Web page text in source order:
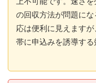
の回収方法が問題に
応は便利に見えます
帯に申込みを誘導する